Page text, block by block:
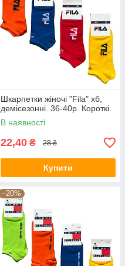
Шкарпетки жіночі "Fila" хб,
демісезонні. 36-40р. Короткі.
В наявності
22,40 ₴ 28 ₴
Купити
–20%